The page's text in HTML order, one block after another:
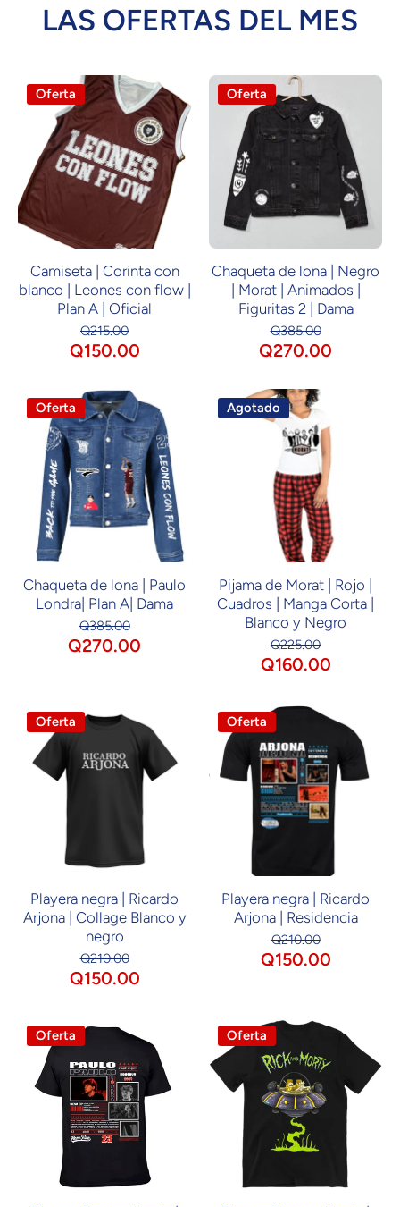
LAS OFERTAS DEL MES
Oferta
Camiseta | Corinta con
blanco | Leones con flow |
Plan A | Oficial
Q215.00
Q150.00
Oferta
Chaqueta de lona | Negro
| Morat | Animados |
Figuritas 2 | Dama
Q385.00
Q270.00
Oferta
Chaqueta de lona | Paulo
Londra| Plan A| Dama
Q385.00
Q270.00
Agotado
Pijama de Morat | Rojo |
Cuadros | Manga Corta |
Blanco y Negro
Q225.00
Q160.00
Oferta
Playera negra | Ricardo
Arjona | Collage Blanco y
negro
Q210.00
Q150.00
Oferta
Playera negra | Ricardo
Arjona | Residencia
Q210.00
Q150.00
Oferta Oferta